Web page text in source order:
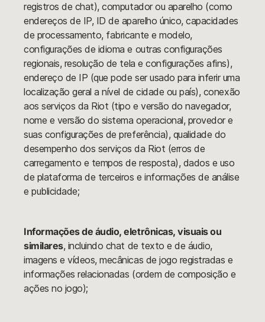
registros de chat), computador ou aparelho (como
endereços de IP, ID de aparelho único, capacidades
de processamento, fabricante e modelo,
configurações de idioma e outras configurações
regionais, resolução de tela e configurações afins),
endereço de IP (que pode ser usado para inferir uma
localização geral a nível de cidade ou país), conexão
aos serviços da Riot (tipo e versão do navegador,
nome e versão do sistema operacional, provedor e
suas configurações de preferência), qualidade do
desempenho dos serviços da Riot (erros de
carregamento e tempos de resposta), dados e uso
de plataforma de terceiros e informações de análise
e publicidade;
Informações de áudio, eletrônicas, visuais ou
similares, incluindo chat de texto e de áudio,
imagens e vídeos, mecânicas de jogo registradas e
informações relacionadas (ordem de composição e
ações no jogo);